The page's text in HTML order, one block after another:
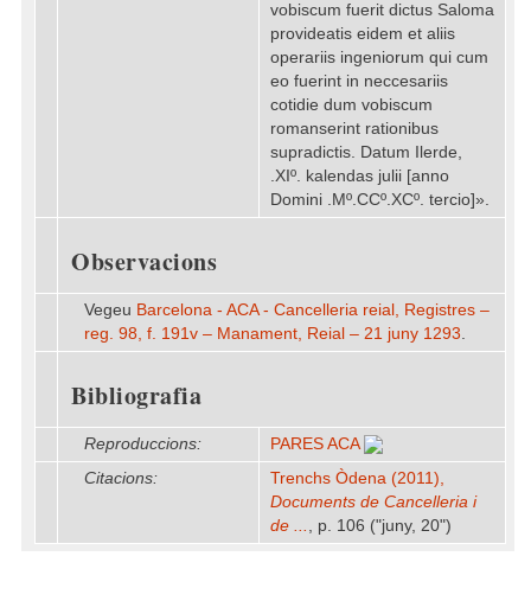
vobiscum fuerit dictus Saloma
provideatis eidem et aliis
operariis ingeniorum qui cum
eo fuerint in neccesariis
cotidie dum vobiscum
romanserint rationibus
supradictis. Datum Ilerde,
.XIº. kalendas julii [anno
Domini .Mº.CCº.XCº. tercio]».
Observacions
Vegeu Barcelona - ACA - Cancelleria reial, Registres –
reg. 98, f. 191v – Manament, Reial – 21 juny 1293.
Bibliografia
Reproduccions:
PARES ACA
Citacions:
Trenchs Òdena (2011),
Documents de Cancelleria i
de ... , p. 106 ("juny, 20")